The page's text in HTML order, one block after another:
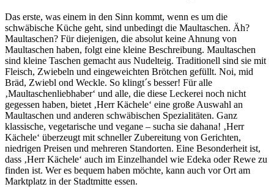
Das erste, was einem in den Sinn kommt, wenn es um die
schwäbische Küche geht, sind unbedingt die Maultaschen. Äh?
Maultaschen? Für diejenigen, die absolut keine Ahnung von
Maultaschen haben, folgt eine kleine Beschreibung. Maultaschen
sind kleine Taschen gemacht aus Nudelteig. Traditionell sind sie mit
Fleisch, Zwiebeln und eingeweichten Brötchen gefüllt. Noi, mid
Bräd, Zwiebl ond Weckle. So klingt´s besser! Für alle
‚Maultaschenliebhaber‘ und alle, die diese Leckerei noch nicht
gegessen haben, bietet ‚Herr Kächele‘ eine große Auswahl an
Maultaschen und anderen schwäbischen Spezialitäten. Ganz
klassische, vegetarische und vegane – sucha sie dahana! ‚Herr
Kächele‘ überzeugt mit schneller Zubereitung von Gerichten,
niedrigen Preisen und mehreren Standorten. Eine Besonderheit ist,
dass ‚Herr Kächele‘ auch im Einzelhandel wie Edeka oder Rewe zu
finden ist. Wer es bequem haben möchte, kann auch vor Ort am
Marktplatz in der Stadtmitte essen.